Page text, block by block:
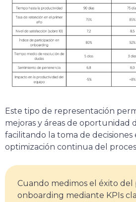
Este tipo de representación
mejoras y áreas de oportunidad
facilitando la toma de decisiones
optimización continua del
Cuando medimos el éxito del
onboarding mediante KPIs